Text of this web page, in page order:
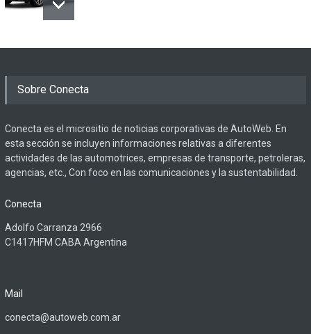
Sobre Conecta
Conecta es el micrositio de noticias corporativas de AutoWeb. En
esta sección se incluyen informaciones relativas a diferentes
actividades de las automotrices, empresas de transporte, petroleras,
agencias, etc., Con foco en las comunicaciones y la sustentabilidad.
Conecta
Adolfo Carranza 2966
C1417HFM CABA Argentina
Mail
conecta@autoweb.com.ar